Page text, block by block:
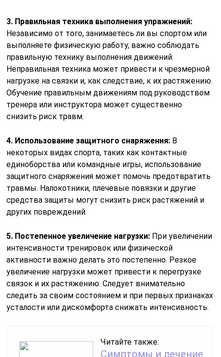
3. Правильная техника выполнения упражнений:
Независимо от того, занимаетесь ли вы спортом или
выполняете физическую работу, важно соблюдать
правильную технику выполнения движений.
Неправильная техника может привести к чрезмерной
нагрузке на связки и, как следствие, к их растяжению.
Обучение правильным движениям под руководством
тренера или инструктора может существенно
снизить риск травм.
4. Использование защитного снаряжения: В
некоторых видах спорта, таких как контактные
единоборства или командные игры, использование
защитного снаряжения может помочь предотвратить
травмы. Налокотники, плечевые повязки и другие
средства защиты могут снизить риск растяжений и
других повреждений.
5. Постепенное увеличение нагрузки: При увеличении
интенсивности тренировок или физической
активности важно делать это постепенно. Резкое
увеличение нагрузки может привести к перегрузке
связок и их растяжению. Следует внимательно
следить за своим состоянием и при первых признаках
усталости или дискомфорта снижать интенсивность.
Читайте также:
Симптомы и лечение